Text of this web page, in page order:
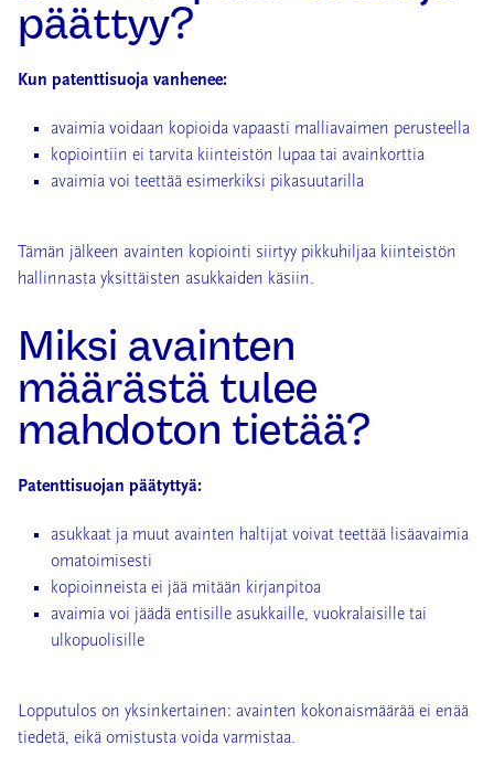
päättyy?
Kun patenttisuoja vanhenee:
avaimia voidaan kopioida vapaasti malliavaimen perusteella
kopiointiin ei tarvita kiinteistön lupaa tai avainkorttia
avaimia voi teettää esimerkiksi pikasuutarilla
Tämän jälkeen avainten kopiointi siirtyy pikkuhiljaa kiinteistön
hallinnasta yksittäisten asukkaiden käsiin.
Miksi avainten
määrästä tulee
mahdoton tietää?
Patenttisuojan päätyttyä:
asukkaat ja muut avainten haltijat voivat teettää lisäavaimia
omatoimisesti
kopioinneista ei jää mitään kirjanpitoa
avaimia voi jäädä entisille asukkaille, vuokralaisille tai
ulkopuolisille
Lopputulos on yksinkertainen: avainten kokonaismäärää ei enää
tiedetä, eikä omistusta voida varmistaa.